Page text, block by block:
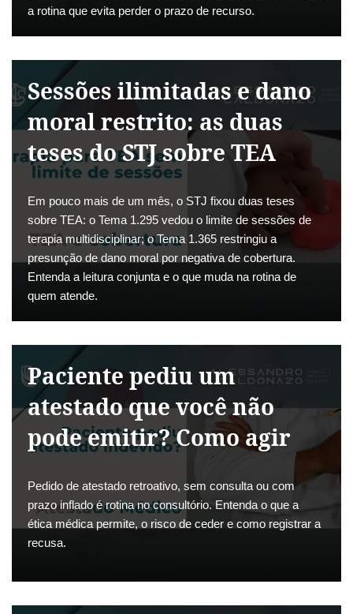
a rotina que evita perder o prazo de recurso.
Sessões ilimitadas e dano
moral restrito: as duas
teses do STJ sobre TEA
Em pouco mais de um mês, o STJ fixou duas teses
sobre TEA: o Tema 1.295 vedou o limite de sessões de
terapia multidisciplinar; o Tema 1.365 restringiu a
presunção de dano moral por negativa de cobertura.
Entenda a leitura conjunta e o que muda na rotina de
quem atende.
Paciente pediu um
atestado que você não
pode emitir? Como agir
Pedido de atestado retroativo, sem consulta ou com
prazo inflado é rotina no consultório. Entenda o que a
ética médica permite, o risco de ceder e como registrar a
recusa.